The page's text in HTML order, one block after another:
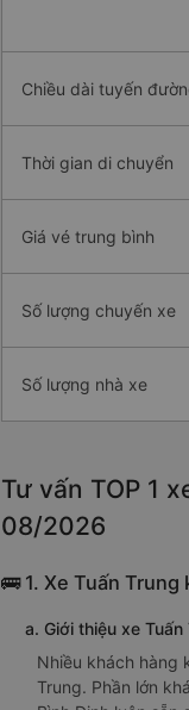
Chiều dài tuyến
Thời gian di chuyển
Giá vé trung bình
Số lượng chuyến xe
Số lượng nhà xe
Tư vấn TOP 1
08/2026
🚌 1. Xe Tuấn
a. Giới thiệu xe Tuấn
Nhiều khách hàng
Trung. Phần lớn